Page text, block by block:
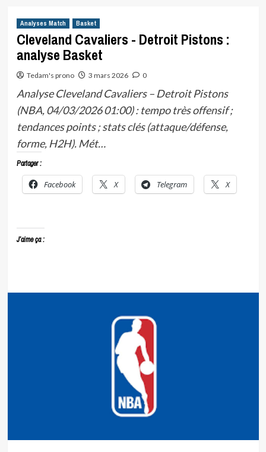
Analyses Match Basket
Cleveland Cavaliers - Detroit Pistons :
analyse Basket
Tedam's prono 3 mars 2026 0
Analyse Cleveland Cavaliers – Detroit Pistons
(NBA, 04/03/2026 01:00) : tempo très offensif ;
tendances points ; stats clés (attaque/défense,
forme, H2H). Mét…
Partager :
Facebook X Telegram X
J’aime ça :